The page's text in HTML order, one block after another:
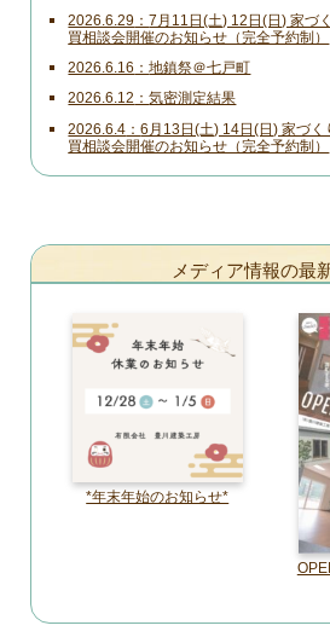
2026.6.29
7月11日(土) 12日(日) 家づ
買相談会開催のお知らせ（完全予約制）
2026.6.16 地鎮祭＠七戸町
2026.6.12 気密測定結果
2026.6.4
6月13日(土) 14日(日) 家づ
買相談会開催のお知らせ（完全予約制）
メディア情報の最
*年末年始のお知らせ*